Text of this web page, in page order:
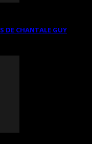
DE CHANTALE GUY